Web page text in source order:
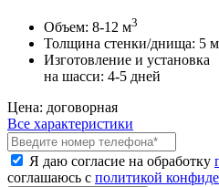
Объем: 8-12 м3
Толщина стенки/днища: 5
Изготовление и установка
на шасси: 4-5 дней
Цена: договорная
Все характеристики
Я даю согласие на обработку
соглашаюсь с политикой